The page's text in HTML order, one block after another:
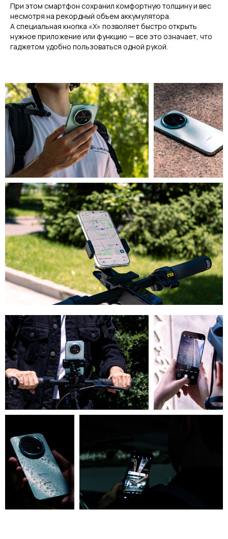
При этом смартфон сохранил комфортную толщину и вес
несмотря на рекордный объем аккумулятора.
А специальная кнопка «Х» позволяет быстро открыть
нужное приложение или функцию — все это означает, что
гаджетом удобно пользоваться одной рукой.